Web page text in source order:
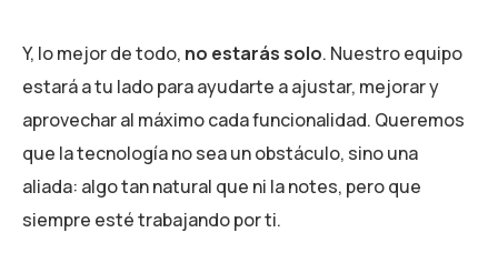
Y, lo mejor de todo, no estarás solo. Nuestro equipo
estará a tu lado para ayudarte a ajustar, mejorar y
aprovechar al máximo cada funcionalidad. Queremos
que la tecnología no sea un obstáculo, sino una
aliada: algo tan natural que ni la notes, pero que
siempre esté trabajando por ti.